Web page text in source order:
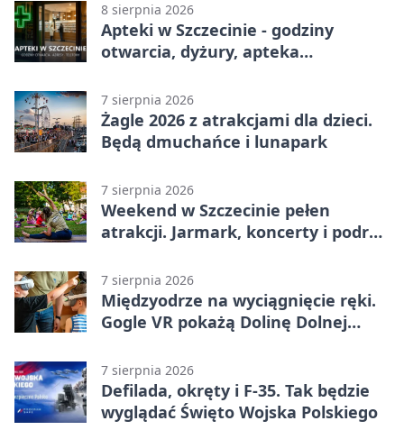
8 sierpnia 2026
Apteki w Szczecinie - godziny
otwarcia, dyżury, apteka
7 sierpnia 2026
Żagle 2026 z atrakcjami dla dzieci.
Będą dmuchańce i lunapark
7 sierpnia 2026
Weekend w Szczecinie pełen
atrakcji. Jarmark, koncerty i podróż
7 sierpnia 2026
Międzyodrze na wyciągnięcie ręki.
Gogle VR pokażą Dolinę Dolnej
7 sierpnia 2026
Defilada, okręty i F-35. Tak będzie
wyglądać Święto Wojska Polskiego